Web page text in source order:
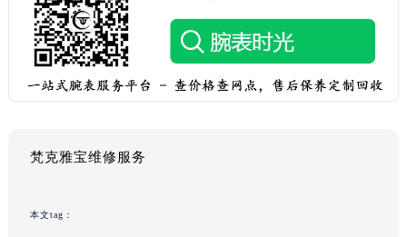
梵克雅宝维修服务
本文tag：